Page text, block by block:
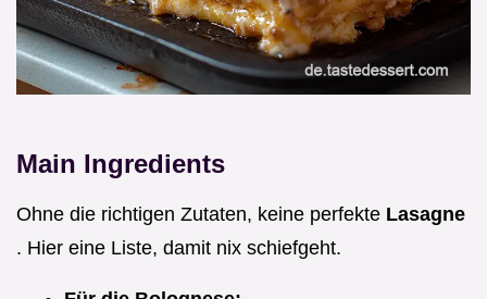
Main Ingredients
Ohne die richtigen Zutaten, keine perfekte Lasagne
. Hier eine Liste, damit nix schiefgeht.